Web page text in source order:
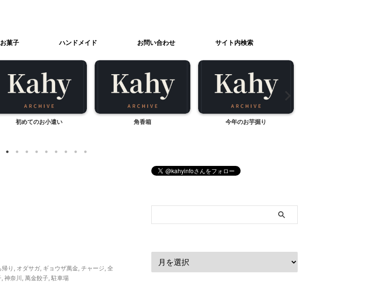
菓子 ハンドメイド お問い合わせ サイト内検索
初めてのお小遣い 角香箱 今年のお芋掘り
帰り オダサガ ギョウザ萬金 チャージ 全
神奈川 萬金餃子 駐車場